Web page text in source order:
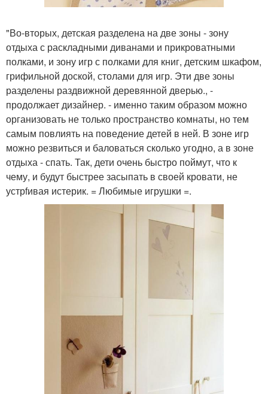
"Во-вторых, детская разделена на две зоны - зону
отдыха с раскладными диванами и прикроватными
полками, и зону игр с полками для книг, детским шкафом,
грифильной доской, столами для игр. Эти две зоны
разделены раздвижной деревянной дверью., -
продолжает дизайнер. - именно таким образом можно
организовать не только пространство комнаты, но тем
самым повлиять на поведение детей в ней. В зоне игр
можно резвиться и баловаться сколько угодно, а в зоне
отдыха - спать. Так, дети очень быстро поймут, что к
чему, и будут быстрее засыпать в своей кровати, не
устрfивая истерик. = Любимые игрушки =.